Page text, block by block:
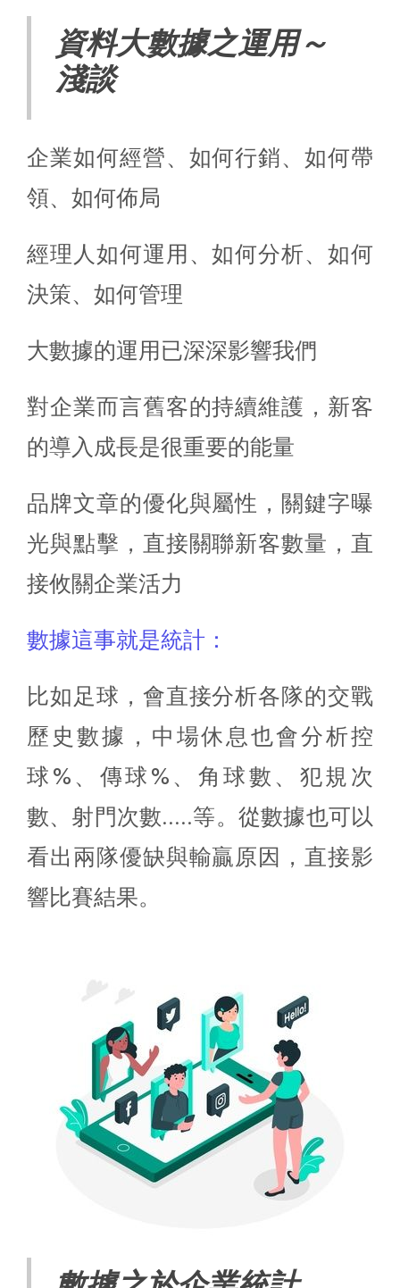
資料大數據之運用～
淺談
企業如何經營、如何行銷、如何帶
領、如何佈局
經理人如何運用、如何分析、如何
決策、如何管理
大數據的運用已深深影響我們
對企業而言舊客的持續維護，新客
的導入成長是很重要的能量
品牌文章的優化與屬性，關鍵字曝
光與點擊，直接關聯新客數量，直
接攸關企業活力
數據這事就是統計：
比如足球，會直接分析各隊的交戰
歷史數據，中場休息也會分析控
球%、傳球%、角球數、犯規次
數、射門次數.....等。從數據也可以
看出兩隊優缺與輸贏原因，直接影
響比賽結果。